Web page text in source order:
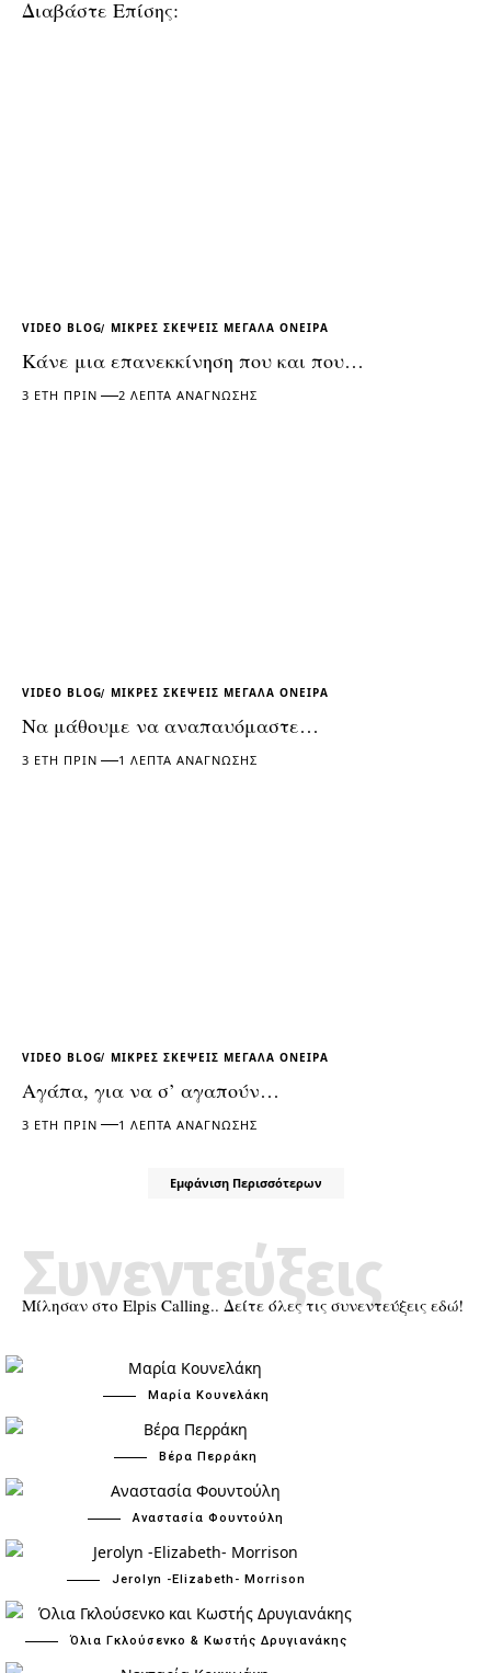
Διαβάστε Επίσης:
VIDEO BLOG ΜΙΚΡΕΣ ΣΚΕΨΕΙΣ ΜΕΓΑΛΑ ΟΝΕΙΡΑ
Κάνε μια επανεκκίνηση που και που…
3 ΈΤΗ ΠΡΙΝ 2 ΛΕΠΤΆ ΑΝΆΓΝΩΣΗΣ
VIDEO BLOG ΜΙΚΡΕΣ ΣΚΕΨΕΙΣ ΜΕΓΑΛΑ ΟΝΕΙΡΑ
Να μάθουμε να αναπαυόμαστε…
3 ΈΤΗ ΠΡΙΝ 1 ΛΕΠΤΆ ΑΝΆΓΝΩΣΗΣ
VIDEO BLOG ΜΙΚΡΕΣ ΣΚΕΨΕΙΣ ΜΕΓΑΛΑ ΟΝΕΙΡΑ
Αγάπα, για να σ’ αγαπούν…
3 ΈΤΗ ΠΡΙΝ 1 ΛΕΠΤΆ ΑΝΆΓΝΩΣΗΣ
Εμφάνιση Περισσότερων
Μίλησαν στο Elpis Calling.. Δείτε όλες τις συνεντεύξεις εδώ!
Συνεντεύξεις
Μαρία Κουνελάκη
Βέρα Περράκη
Αναστασία Φουντούλη
Jerolyn -Elizabeth- Morrison
Όλια Γκλούσενκο & Κωστής Δρυγιανάκης